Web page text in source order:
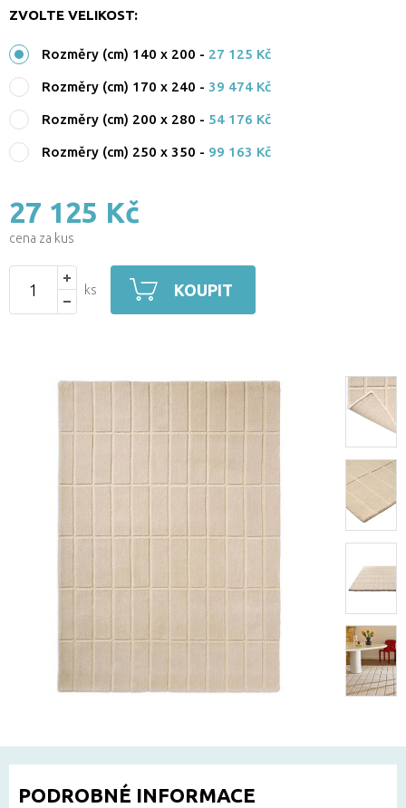
ZVOLTE VELIKOST:
Rozměry (cm) 140 x 200 - 27 125 Kč
Rozměry (cm) 170 x 240 - 39 474 Kč
Rozměry (cm) 200 x 280 - 54 176 Kč
Rozměry (cm) 250 x 350 - 99 163 Kč
27 125 Kč
cena za kus
ks KOUPIT
PODROBNÉ INFORMACE